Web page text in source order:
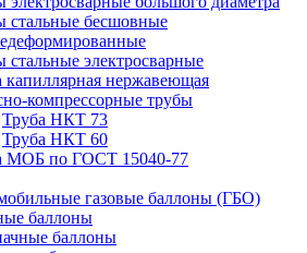
стальные бесшовные
стальные электросварные
капиллярная нержавеющая
компрессорные трубы
Труба НКТ 73
Труба НКТ 60
МОБ по ГОСТ 15040-77
газовые баллоны (ГБО)
баллоны
баллоны